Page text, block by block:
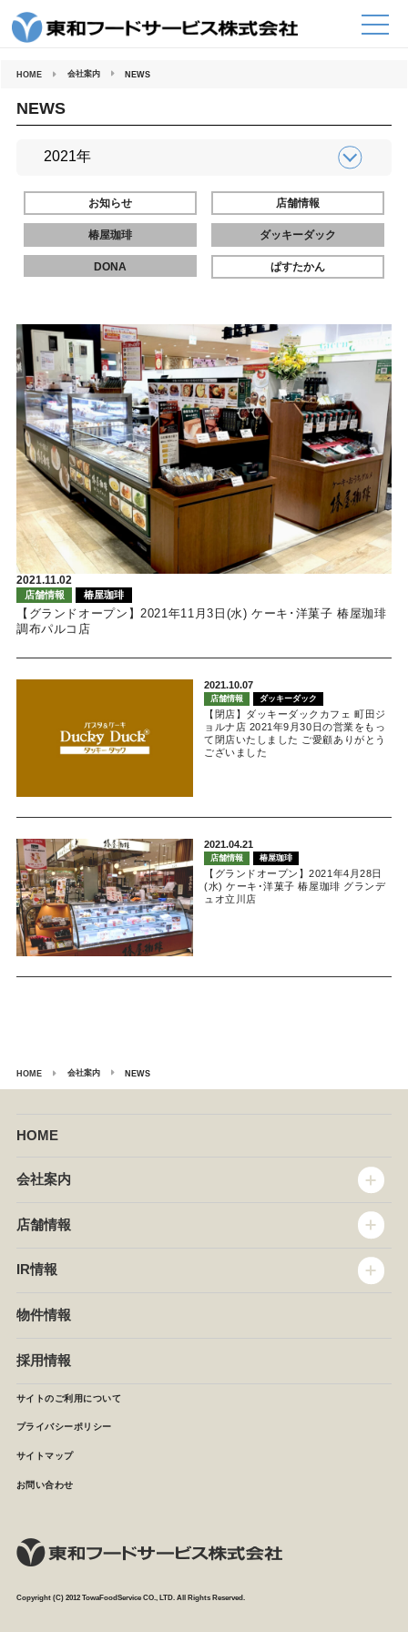
HOME 会社案内 NEWS
NEWS
お知らせ 店舗情報
椿屋珈琲 ダッキーダック
DONA ぱすたかん
2021.11.02
店舗情報 椿屋珈琲
【グランドオープン】2021年11月3日(水) ケーキ･洋菓子 椿屋珈琲
調布パルコ店
2021.10.07
店舗情報 ダッキーダック
【閉店】ダッキーダックカフェ 町田ジ
ョルナ店 2021年9月30日の営業をもっ
て閉店いたしました ご愛顧ありがとう
ございました
2021.04.21
店舗情報 椿屋珈琲
【グランドオープン】2021年4月28日
(水) ケーキ･洋菓子 椿屋珈琲 グランデ
ュオ立川店
HOME 会社案内 NEWS
HOME
会社案内
企業情報
セントラルキッチン
NEWS
店舗情報
椿屋珈琲
イタリアンダイニングDONA
店舗検索
IR情報
IRニュース
月次報告
決算短信
株主の皆様へ
よくあるご質問 (株主優待制度)
物件情報
採用情報
サイトのご利用について
プライバシーポリシー
サイトマップ
お問い合わせ
Copyright (C) 2012 TowaFoodService CO., LTD. All Rights Reserved.